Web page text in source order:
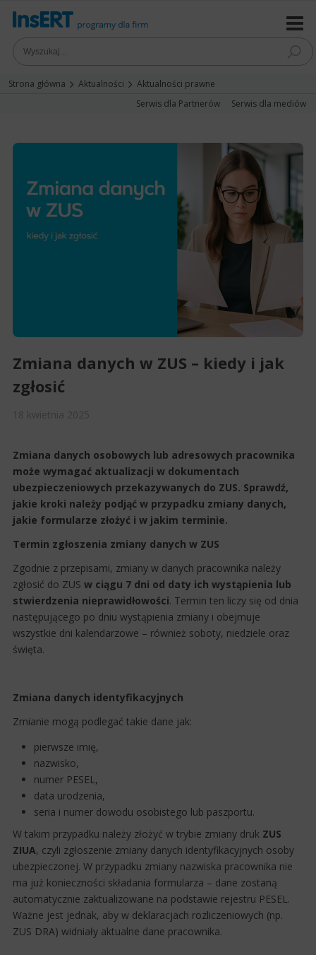
Strona główna Aktualności
Aktualności prawne
Serwis dla Partnerów
Serwis dla mediów
Zmiana danych w ZUS – kiedy i jak
zgłosić
Zmiana danych osobowych lub adresowych pracownika
może wymagać aktualizacji w dokumentach
ubezpieczeniowych przekazywanych do ZUS. Sprawdź,
jakie kroki należy podjąć w przypadku zmiany danych,
jakie formularze złożyć i w jakim terminie.
Termin zgłoszenia zmiany danych w ZUS
Zgodnie z przepisami, zmiany w danych pracownika należy
zgłosić do ZUS w ciągu 7 dni od daty ich wystąpienia lub
stwierdzenia nieprawidłowości. Termin ten liczy się od dnia
następującego po dniu wystąpienia zmiany i obejmuje
wszystkie dni kalendarzowe – również soboty, niedziele oraz
święta.
Zmiana danych identyfikacyjnych
Zmianie mogą podlegać takie dane jak:
pierwsze imię,
nazwisko,
numer PESEL,
data urodzenia,
seria i numer dowodu osobistego lub paszportu.
W takim przypadku należy złożyć w trybie zmiany druk ZUS
ZIUA, czyli zgłoszenie zmiany danych identyfikacyjnych osoby
ubezpieczonej. W przypadku zmiany nazwiska pracownika nie
ma już konieczności składania formularza – dane zostaną
automatycznie zaktualizowane na podstawie rejestru PESEL.
Ważne jest jednak, aby w deklaracjach rozliczeniowych (np.
ZUS DRA) widniały aktualne dane pracownika.